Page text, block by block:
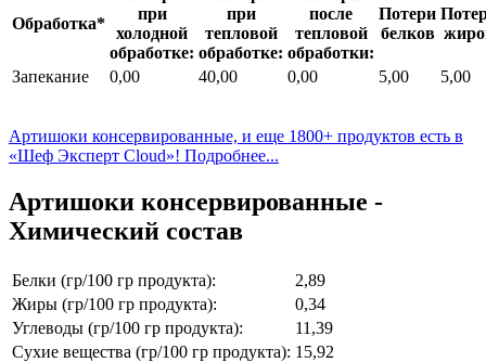
Обработка*
при
холодной
обработке:
при
тепловой
обработке:
после
тепловой
обработки:
Потери
белков
Запекание 0,00 40,00 0,00 5,00 5,00
Артишоки консервированные, и еще 1800+ продуктов есть в
«Шеф Эксперт Cloud»! Подробнее...
Артишоки консервированные -
Химический состав
Белки (гр/100 гр продукта):
2,89
Жиры (гр/100 гр продукта):
0,34
Углеводы (гр/100 гр продукта):
11,39
Сухие вещества (гр/100 гр продукта): 15,92